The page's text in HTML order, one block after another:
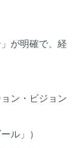
が明確で、経
ン・ビジョン
ル」）